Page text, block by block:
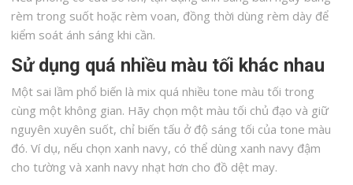
rèm trong suốt hoặc rèm voan, đồng thời dùng rèm dày để
kiểm soát ánh sáng khi cần.
Sử dụng quá nhiều màu tối khác nhau
Một sai lầm phổ biến là mix quá nhiều tone màu tối trong
cùng một không gian. Hãy chọn một màu tối chủ đạo và giữ
nguyên xuyên suốt, chỉ biến tấu ở độ sáng tối của tone màu
đó. Ví dụ, nếu chọn xanh navy, có thể dùng xanh navy đậm
cho tường và xanh navy nhạt hơn cho đồ dệt may.